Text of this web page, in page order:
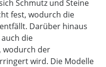
Schmutz und Steine
fest, wodurch die
Darüber hinaus
die
wodurch der
wird. Die Modelle